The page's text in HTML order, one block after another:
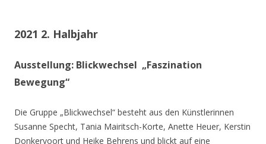
2021 2. Halbjahr
Ausstellung: Blickwechsel „Faszination
Bewegung“
Die Gruppe „Blickwechsel“ besteht aus den Künstlerinnen
Susanne Specht, Tania Mairitsch-Korte, Anette Heuer, Kerstin
Donkervoort und Heike Behrens und blickt auf eine